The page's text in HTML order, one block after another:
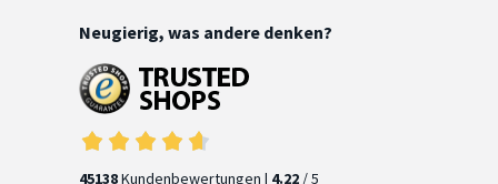
Neugierig, was andere denken?
45138Kundenbewertungen | 4.22 / 5